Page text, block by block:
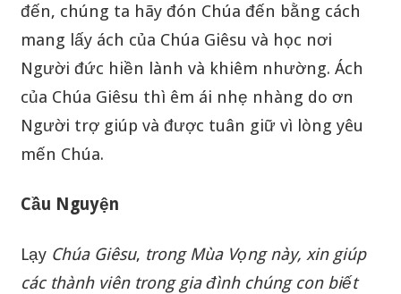
đến, chúng ta hãy đón Chúa đến bằng cách
mang lấy ách của Chúa Giêsu và học nơi
Người đức hiền lành và khiêm nhường. Ách
của Chúa Giêsu thì êm ái nhẹ nhàng do ơn
Người trợ giúp và được tuân giữ vì lòng yêu
mến Chúa.
Cầu Nguyện
Lạy Chúa Giêsu, trong Mùa Vọng này, xin giúp
các thành viên trong giađình chúng con biết